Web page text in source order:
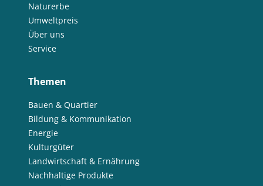
Naturerbe
Umweltpreis
Über uns
Service
Themen
Bauen & Quartier
Bildung & Kommunikation
Energie
Kulturgüter
Landwirtschaft & Ernährung
Nachhaltige Produkte